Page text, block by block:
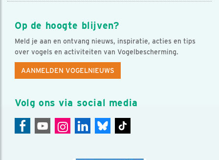
Op de hoogte blijven?
Meld je aan en ontvang nieuws, inspiratie, acties en tips
over vogels en activiteiten van Vogelbescherming.
AANMELDEN VOGELNIEUWS
Volg ons via social media